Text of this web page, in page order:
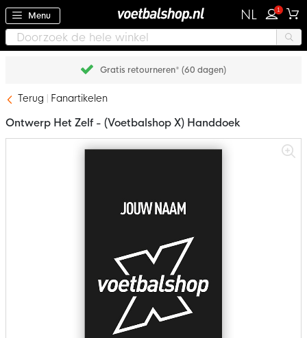
Menu NL 1
Gratis retourneren* (60 dagen)
Terug Fanartikelen
Ontwerp Het Zelf - (Voetbalshop X) Handdoek